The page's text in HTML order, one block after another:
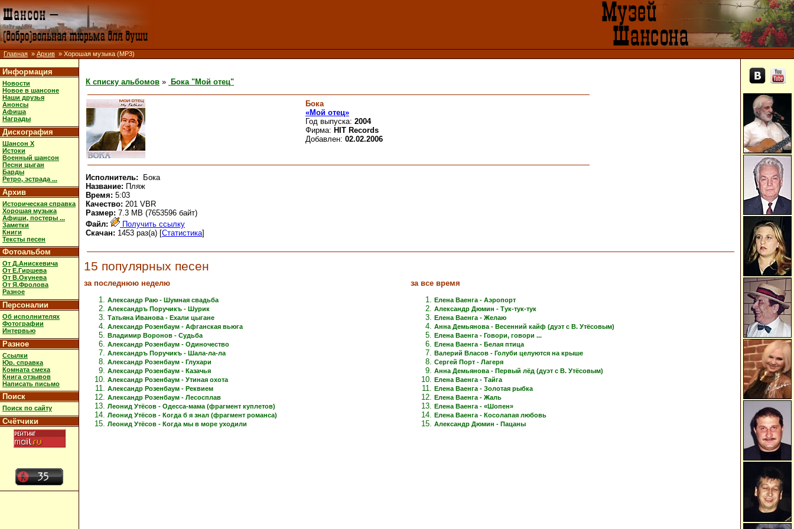
Главная » Архив » Хорошая музыка (MP3)
Информация
Новости
Новое в шансоне
Наши друзья
Анонсы
Афиша
Награды
Дискография
Шансон X
Истоки
Военный шансон
Песни цыган
Барды
Ретро, эстрада ...
Архив
Историческая справка
Хорошая музыка
Афиши, постеры ...
Заметки
Книги
Тексты песен
Фотоальбом
От Д.Анискевича
От Е.Гиршева
От В.Окунева
От Я.Фролова
Разное
Персоналии
Об исполнителях
Фотографии
Интервью
Разное
Ссылки
Юр. справка
Комната смеха
Книга отзывов
Написать письмо
Поиск
Поиск по сайту
Счётчики
К списку альбомов » Бока "Мой отец"
Бока
«Мой отец»
Год выпуска: 2004
Фирма: HIT Records
Добавлен: 02.02.2006
Исполнитель: Бока
Название: Пляж
Время: 5:03
Качество: 201 VBR
Размер: 7.3 MB (7653596 байт)
Файл:
Получить ссылку
Скачан: 1453 раз(а) [Статистика]
15 популярных песен
за последнюю неделю
Александр Раю - Шумная свадьба
Александръ Поручикъ - Шурик
Татьяна Иванова - Ехали цыгане
Александр Розенбаум - Афганская вьюга
Владимир Воронов - Судьба
Александр Розенбаум - Одиночество
Александръ Поручикъ - Шала-ла-ла
Александр Розенбаум - Глухари
Александр Розенбаум - Казачья
Александр Розенбаум - Утиная охота
Александр Розенбаум - Реквием
Александр Розенбаум - Лесосплав
Леонид Утёсов - Одесса-мама (фрагмент куплетов)
Леонид Утёсов - Когда б я знал (фрагмент романса)
Леонид Утёсов - Когда мы в море уходили
за все время
Елена Ваенга - Аэропорт
Александр Дюмин - Тук-тук-тук
Елена Ваенга - Желаю
Анна Демьянова - Весенний кайф (дуэт с В. Утёсовым)
Елена Ваенга - Говори, говори ...
Елена Ваенга - Белая птица
Валерий Власов - Голуби целуются на крыше
Сергей Порт - Лагеря
Анна Демьянова - Первый лёд (дуэт с В. Утёсовым)
Елена Ваенга - Тайга
Елена Ваенга - Золотая рыбка
Елена Ваенга - Жаль
Елена Ваенга - «Шопен»
Елена Ваенга - Косолапая любовь
Александр Дюмин - Пацаны